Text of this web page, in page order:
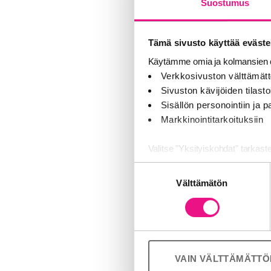
Suostumus
Tämä sivusto käyttää
Käytämme omia ja
Verkkosivuston
Sivuston kävijöiden
Sisällön personointiin ja
Markkinointitarkoituksiin
Valitse "Yksityiskohdat"
Jaamme sosiaalisen median,
palvelujaan (esim. Google).
Välttämätön
VAIN
Yritysvastuu
on saanut
”Nyt on
Eläinten
sisäiseen eli
esimerkiksi
omille